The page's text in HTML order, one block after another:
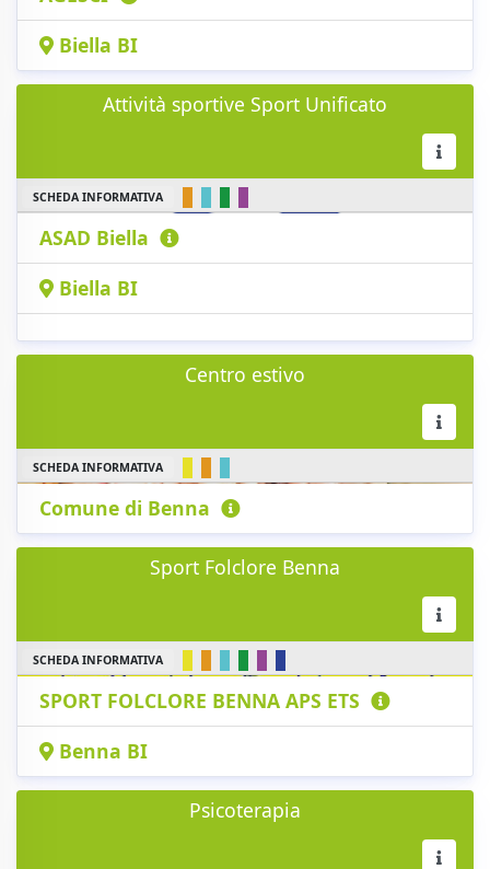
Biella BI
Attività sportive Sport Unificato
SCHEDA INFORMATIVA
ASAD Biella
Biella BI
Centro estivo
SCHEDA INFORMATIVA
Comune di Benna
Sport Folclore Benna
SCHEDA INFORMATIVA
SPORT FOLCLORE BENNA APS ETS
Benna BI
Psicoterapia